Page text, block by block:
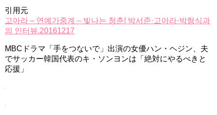
引用元
고아라 – 연예가중계 – 빛나는 청춘! 박서준·고아라·박형식과
의 인터뷰.20161217
MBCドラマ「手をつないで」出演の女優ハン・ヘジン、夫
でサッカー韓国代表のキ・ソンヨンは「絶対にやるべきと
応援」